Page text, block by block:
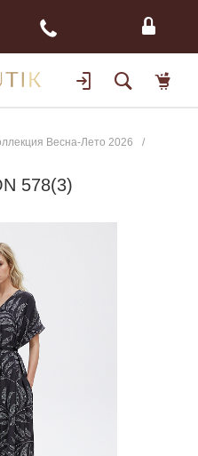
Весна-Лето 2026
/
578(3)